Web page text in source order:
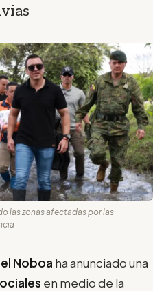
las zonas afectadas por las
Noboa ha anunciado una
en medio de la